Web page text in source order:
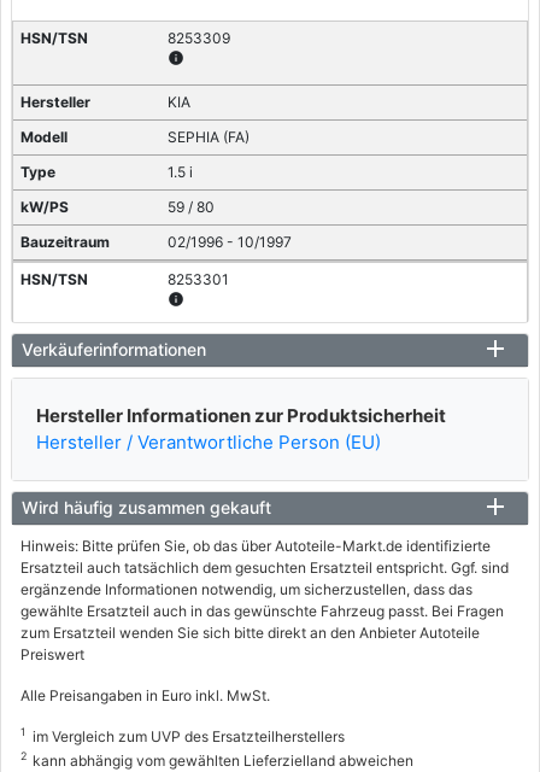
8253309
info
KIA
SEPHIA (FA)
1.5 i
59 / 80
02/1996 - 10/1997
8253301
info
KIA
SEPHIA (FA)
1.6 i
59 / 80
01/1995 - 10/1997
8253313
info
KIA
SEPHIA (FA)
82 / 112
8253308
Verkäuferinformationen
Hersteller Informationen zur Produktsicherheit
Hersteller / Verantwortliche Person (EU)
Wird häufig zusammen gekauft
Hinweis: Bitte prüfen Sie, ob das über Autoteile-Markt.de identifizierte
Ersatzteil auch tatsächlich dem gesuchten Ersatzteil entspricht. Ggf. sind
ergänzende Informationen notwendig, um sicherzustellen, dass das
gewählte Ersatzteil auch in das gewünschte Fahrzeug passt. Bei Fragen
zum Ersatzteil wenden Sie sich bitte direkt an den Anbieter Autoteile
Preiswert
Alle Preisangaben in Euro inkl. MwSt.
1 im Vergleich zum UVP des Ersatzteilherstellers
2 kann abhängig vom gewählten Lieferzielland abweichen